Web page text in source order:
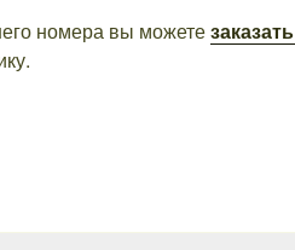
номера вы можете